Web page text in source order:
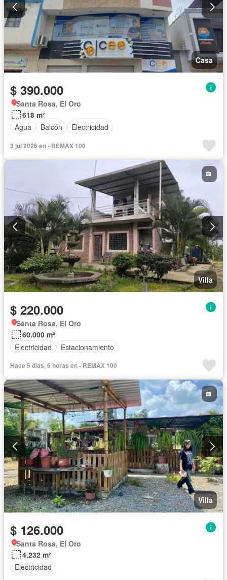
Casa
$ 390.000
Santa Rosa, El Oro
618 m²
Agua
Balcón Electricidad
3 jul 2026 en - REMAX 100
Villa
$ 220.000
Santa Rosa, El Oro
60.000 m²
Electricidad
Estacionamiento
Hace 5 días, 6 horas en - REMAX 100
Villa
$ 126.000
Santa Rosa, El Oro
4.232 m²
Electricidad